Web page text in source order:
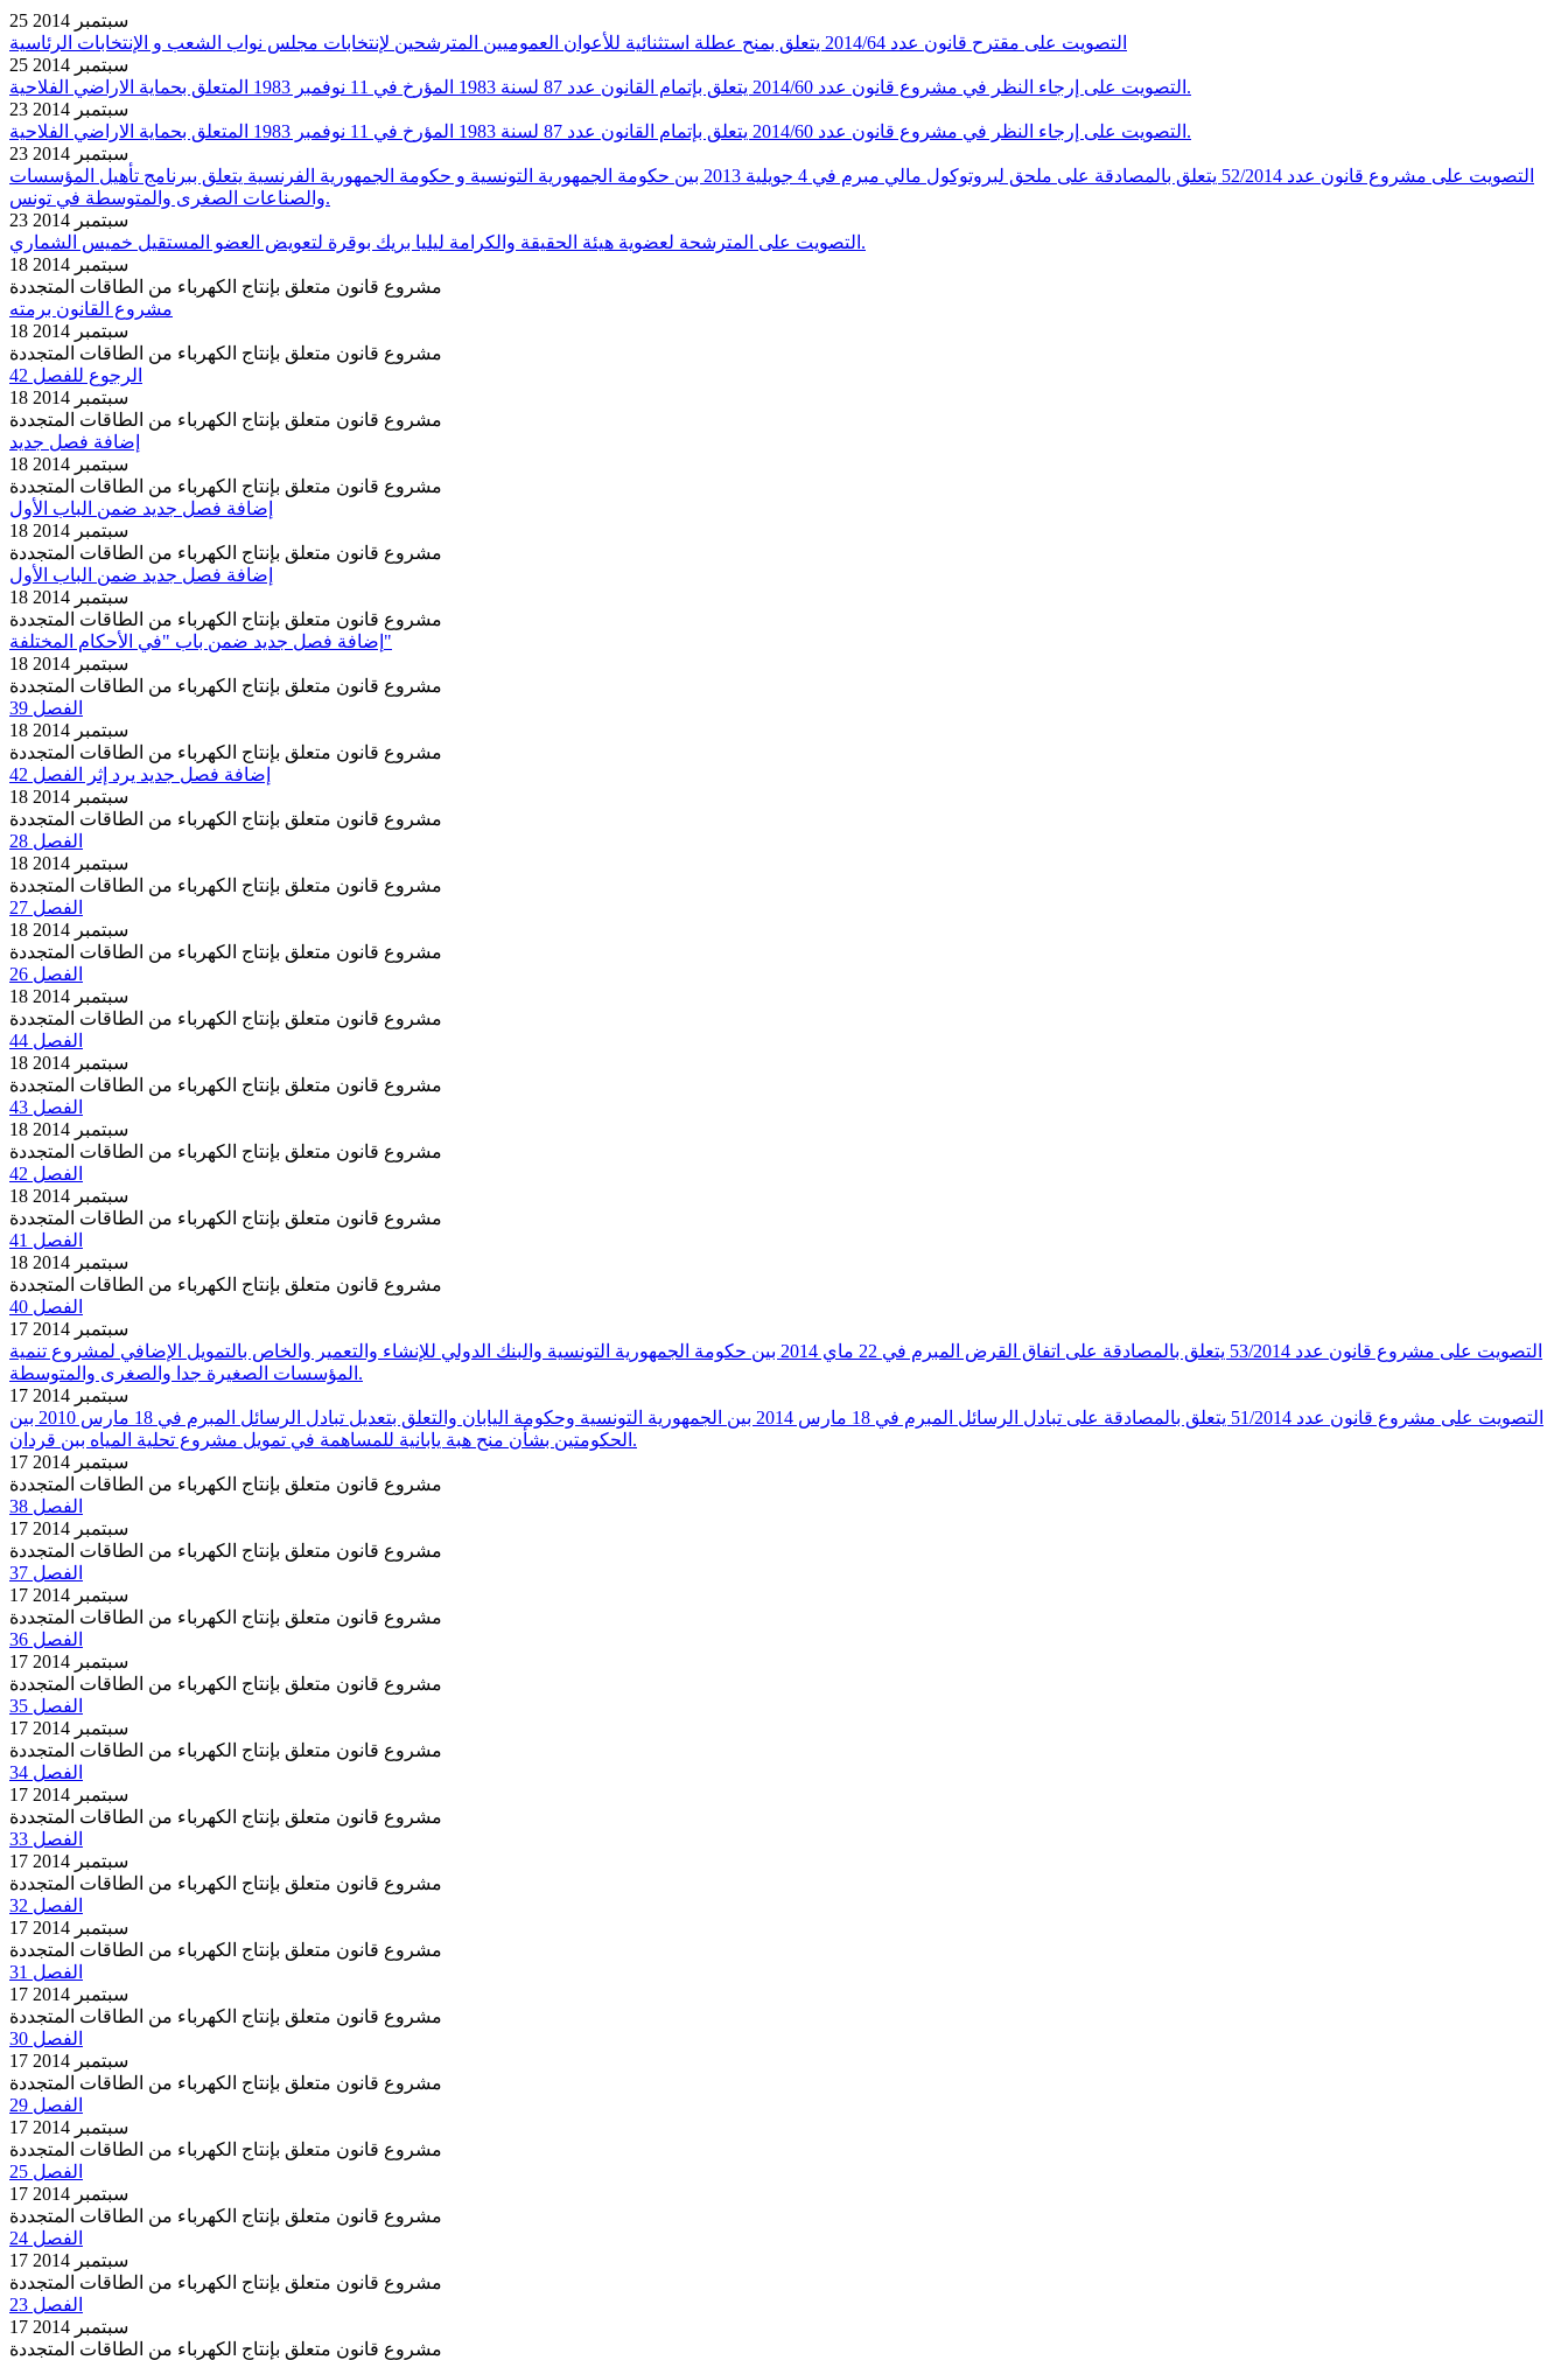
25 سبتمبر 2014
التصويت على مقترح قانون عدد 2014/64 يتعلق بمنح عطلة استثنائية للأعوان العموميين المترشحين لإنتخابات مجلس نواب الشعب و الإنتخابات الرئاسية
25 سبتمبر 2014
التصويت على إرجاء النظر في مشروع قانون عدد 2014/60 يتعلق بإتمام القانون عدد 87 لسنة 1983 المؤرخ في 11 نوفمبر 1983 المتعلق بحماية الاراضي الفلاحية.
23 سبتمبر 2014
التصويت على إرجاء النظر في مشروع قانون عدد 2014/60 يتعلق بإتمام القانون عدد 87 لسنة 1983 المؤرخ في 11 نوفمبر 1983 المتعلق بحماية الاراضي الفلاحية.
23 سبتمبر 2014
التصويت على مشروع قانون عدد 52/2014 يتعلق بالمصادقة على ملحق لبروتوكول مالي مبرم في 4 جويلية 2013 بين حكومة الجمهورية التونسية و حكومة الجمهورية الفرنسية يتعلق ببرنامج تأهيل المؤسسات
والصناعات الصغرى والمتوسطة في تونس.
23 سبتمبر 2014
التصويت على المترشحة لعضوية هيئة الحقيقة والكرامة ليليا بريك بوقرة لتعويض العضو المستقيل خميس الشماري.
18 سبتمبر 2014
مشروع قانون متعلق بإنتاج الكهرباء من الطاقات المتجددة
مشروع القانون برمته
18 سبتمبر 2014
مشروع قانون متعلق بإنتاج الكهرباء من الطاقات المتجددة
الرجوع للفصل 42
18 سبتمبر 2014
مشروع قانون متعلق بإنتاج الكهرباء من الطاقات المتجددة
إضافة فصل جديد
18 سبتمبر 2014
مشروع قانون متعلق بإنتاج الكهرباء من الطاقات المتجددة
إضافة فصل جديد ضمن الباب الأول
18 سبتمبر 2014
مشروع قانون متعلق بإنتاج الكهرباء من الطاقات المتجددة
إضافة فصل جديد ضمن الباب الأول
18 سبتمبر 2014
مشروع قانون متعلق بإنتاج الكهرباء من الطاقات المتجددة
إضافة فصل جديد ضمن باب "في الأحكام المختلفة"
18 سبتمبر 2014
مشروع قانون متعلق بإنتاج الكهرباء من الطاقات المتجددة
الفصل 39
18 سبتمبر 2014
مشروع قانون متعلق بإنتاج الكهرباء من الطاقات المتجددة
إضافة فصل جديد يرد إثر الفصل 42
18 سبتمبر 2014
مشروع قانون متعلق بإنتاج الكهرباء من الطاقات المتجددة
الفصل 28
18 سبتمبر 2014
مشروع قانون متعلق بإنتاج الكهرباء من الطاقات المتجددة
الفصل 27
18 سبتمبر 2014
مشروع قانون متعلق بإنتاج الكهرباء من الطاقات المتجددة
الفصل 26
18 سبتمبر 2014
مشروع قانون متعلق بإنتاج الكهرباء من الطاقات المتجددة
الفصل 44
18 سبتمبر 2014
مشروع قانون متعلق بإنتاج الكهرباء من الطاقات المتجددة
الفصل 43
18 سبتمبر 2014
مشروع قانون متعلق بإنتاج الكهرباء من الطاقات المتجددة
الفصل 42
18 سبتمبر 2014
مشروع قانون متعلق بإنتاج الكهرباء من الطاقات المتجددة
الفصل 41
18 سبتمبر 2014
مشروع قانون متعلق بإنتاج الكهرباء من الطاقات المتجددة
الفصل 40
17 سبتمبر 2014
التصويت على مشروع قانون عدد 53/2014 يتعلق بالمصادقة على اتفاق القرض المبرم في 22 ماي 2014 بين حكومة الجمهورية التونسية والبنك الدولي للإنشاء والتعمير والخاص بالتمويل الإضافي لمشروع تنمية
المؤسسات الصغيرة جدا والصغرى والمتوسطة.
17 سبتمبر 2014
التصويت على مشروع قانون عدد 51/2014 يتعلق بالمصادقة على تبادل الرسائل المبرم في 18 مارس 2014 بين الجمهورية التونسية وحكومة اليابان والتعلق بتعديل تبادل الرسائل المبرم في 18 مارس 2010 بين
الحكومتين بشأن منح هبة يابانية للمساهمة في تمويل مشروع تحلية المياه ببن قردان.
17 سبتمبر 2014
مشروع قانون متعلق بإنتاج الكهرباء من الطاقات المتجددة
الفصل 38
17 سبتمبر 2014
مشروع قانون متعلق بإنتاج الكهرباء من الطاقات المتجددة
الفصل 37
17 سبتمبر 2014
مشروع قانون متعلق بإنتاج الكهرباء من الطاقات المتجددة
الفصل 36
17 سبتمبر 2014
مشروع قانون متعلق بإنتاج الكهرباء من الطاقات المتجددة
الفصل 35
17 سبتمبر 2014
مشروع قانون متعلق بإنتاج الكهرباء من الطاقات المتجددة
الفصل 34
17 سبتمبر 2014
مشروع قانون متعلق بإنتاج الكهرباء من الطاقات المتجددة
الفصل 33
17 سبتمبر 2014
مشروع قانون متعلق بإنتاج الكهرباء من الطاقات المتجددة
الفصل 32
17 سبتمبر 2014
مشروع قانون متعلق بإنتاج الكهرباء من الطاقات المتجددة
الفصل 31
17 سبتمبر 2014
مشروع قانون متعلق بإنتاج الكهرباء من الطاقات المتجددة
الفصل 30
17 سبتمبر 2014
مشروع قانون متعلق بإنتاج الكهرباء من الطاقات المتجددة
الفصل 29
17 سبتمبر 2014
مشروع قانون متعلق بإنتاج الكهرباء من الطاقات المتجددة
الفصل 25
17 سبتمبر 2014
مشروع قانون متعلق بإنتاج الكهرباء من الطاقات المتجددة
الفصل 24
17 سبتمبر 2014
مشروع قانون متعلق بإنتاج الكهرباء من الطاقات المتجددة
الفصل 23
17 سبتمبر 2014
مشروع قانون متعلق بإنتاج الكهرباء من الطاقات المتجددة